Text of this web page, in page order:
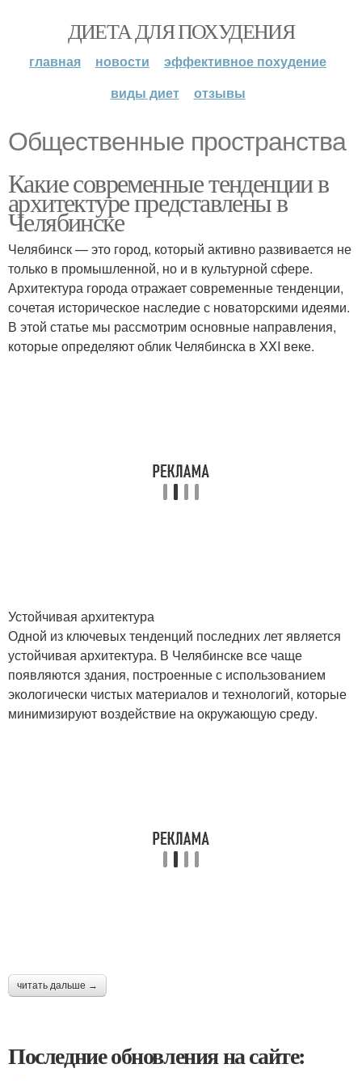
ДИЕТА ДЛЯ ПОХУДЕНИЯ
главная новости
эффективное похудение
виды диет
отзывы
Общественные пространства
Какие современные тенденции в
архитектуре представлены в
Челябинске
Челябинск — это город, который активно развивается не
только в промышленной, но и в культурной сфере.
Архитектура города отражает современные тенденции,
сочетая историческое наследие с новаторскими идеями.
В этой статье мы рассмотрим основные направления,
которые определяют облик Челябинска в XXI веке.
Устойчивая архитектура
Одной из ключевых тенденций последних лет является
устойчивая архитектура. В Челябинске все чаще
появляются здания, построенные с использованием
экологически чистых материалов и технологий, которые
минимизируют воздействие на окружающую среду.
читать дальше →
Последние обновления на сайте: